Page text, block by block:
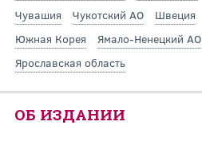
Чувашия
Чукотский АО Швеция
Южная Корея
Ямало-Ненецкий АО
Ярославская область
ОБ ИЗДАНИИ